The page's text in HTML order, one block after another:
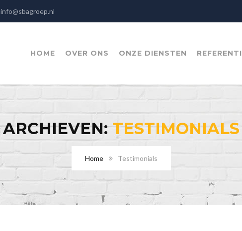
info@sbagroep.nl
HOME OVER ONS ONZE DIENSTEN
ARCHIEVEN:TESTIMONIALS
Home Testimonials